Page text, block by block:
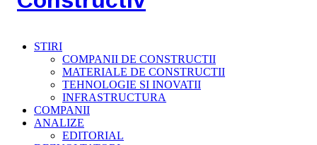
STIRI
COMPANII DE CONSTRUCTII
MATERIALE DE CONSTRUCTII
TEHNOLOGIE SI INOVATII
INFRASTRUCTURA
COMPANII
ANALIZE
EDITORIAL